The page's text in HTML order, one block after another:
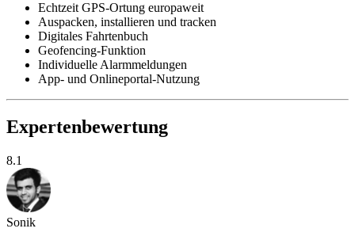
Echtzeit GPS-Ortung europaweit
Auspacken, installieren und tracken
Digitales Fahrtenbuch
Geofencing-Funktion
Individuelle Alarmmeldungen
App- und Onlineportal-Nutzung
Expertenbewertung
8.1
Sonik